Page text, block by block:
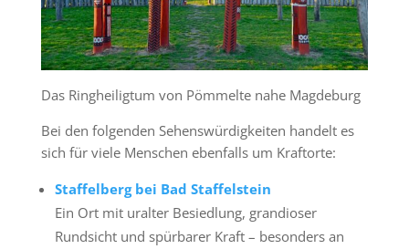
Das Ringheiligtum von Pömmelte nahe Magdeburg
Bei den folgenden Sehenswürdigkeiten handelt es
sich für viele Menschen ebenfalls um Kraftorte:
Staffelberg bei Bad Staffelstein
Ein Ort mit uralter Besiedlung, grandioser
Rundsicht und spürbarer Kraft – besonders an